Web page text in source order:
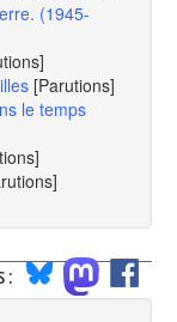
(1945-
[Parutions]
le temps
: